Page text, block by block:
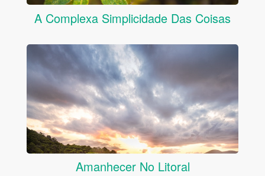
A Complexa Simplicidade Das Coisas
Amanhecer No Litoral